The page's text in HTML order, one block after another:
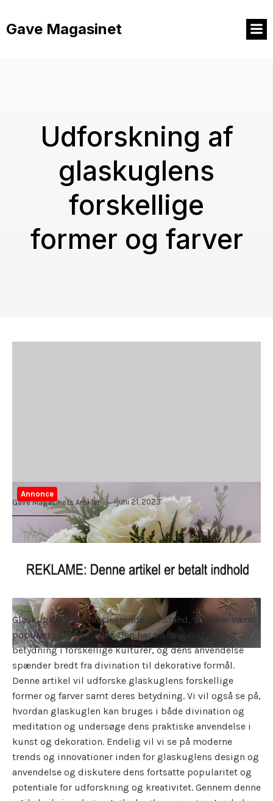
indhold
Gave Magasinet
Udforskning af
glaskuglens
forskellige
former og farver
Annonce
Gave Magasinets Artikler
juni 21, 2023
Glaskuglen er en fascinerende genstand, som har været
populær i århundreder. Den har en lang historie og
betydning i forskellige kulturer, og dens anvendelse
spænder bredt fra divination til dekorative formål.
Denne artikel vil udforske glaskuglens forskellige
former og farver samt deres betydning. Vi vil også se på,
hvordan glaskuglen kan bruges i både divination og
meditation og undersøge dens praktiske anvendelse i
kunst og dekoration. Endelig vil vi se på moderne
trends og innovationer inden for glaskuglens design og
anvendelse og diskutere dens fortsatte popularitet og
potentiale for udforskning og kreativitet. Gennem denne